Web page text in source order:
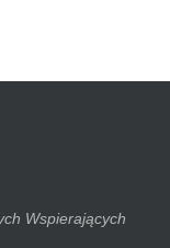
Wspierających